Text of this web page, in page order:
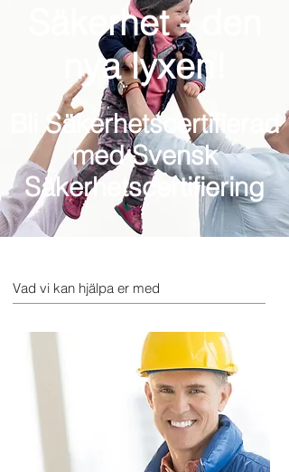
Vad vi kan hjälpa er med
Säkerhet - den
nya lyxen!
Bli Säkerhetscertifierad
med Svensk
Säkerhetscertifiering